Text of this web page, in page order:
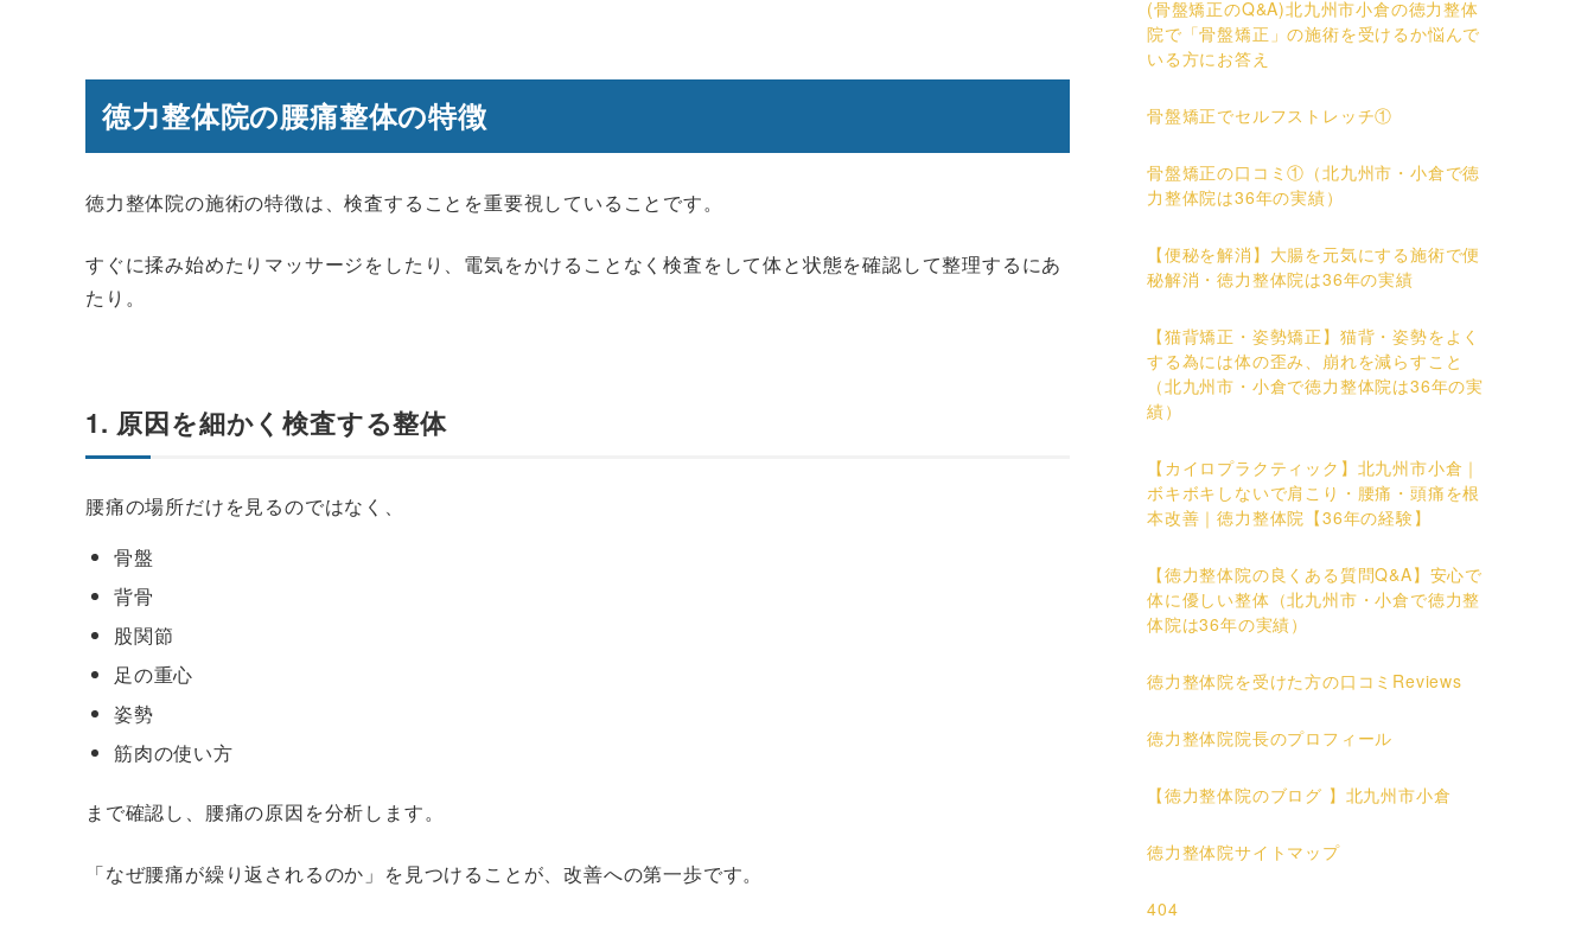
徳力整体院の腰痛整体の特徴
徳力整体院の施術の特徴は、検査することを重要視していることです。
すぐに揉み始めたりマッサージをしたり、電気をかけることなく検査をして体と状態を確認して整理するにあ
たり。
1. 原因を細かく検査する整体
腰痛の場所だけを見るのではなく、
骨盤
背骨
股関節
足の重心
姿勢
筋肉の使い方
まで確認し、腰痛の原因を分析します。
「なぜ腰痛が繰り返されるのか」を見つけることが、改善への第一歩です。
(骨盤矯正のQ&A)北九州市小倉の徳力整体
院で「骨盤矯正」の施術を受けるか悩んで
いる方にお答え
骨盤矯正でセルフストレッチ①
骨盤矯正の口コミ①（北九州市・小倉で徳
力整体院は36年の実績）
【便秘を解消】大腸を元気にする施術で便
秘解消・徳力整体院は36年の実績
【猫背矯正・姿勢矯正】猫背・姿勢をよく
する為には体の歪み、崩れを減らすこと
（北九州市・小倉で徳力整体院は36年の実
績）
【カイロプラクティック】北九州市小倉｜
ボキボキしないで肩こり・腰痛・頭痛を根
本改善｜徳力整体院【36年の経験】
【徳力整体院の良くある質問Q&A】安心で
体に優しい整体（北九州市・小倉で徳力整
体院は36年の実績）
徳力整体院を受けた方の口コミReviews
徳力整体院院長のプロフィール
【徳力整体院のブログ 】北九州市小倉
徳力整体院サイトマップ
404